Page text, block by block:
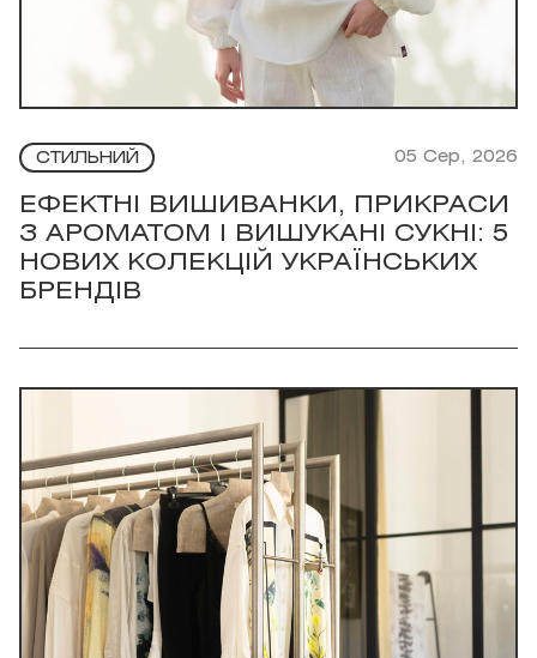
СТИЛЬНИЙ 05 Сер, 2026
ЕФЕКТНІ ВИШИВАНКИ, ПРИКРАСИ
З АРОМАТОМ І ВИШУКАНІ СУКНІ: 5
НОВИХ КОЛЕКЦІЙ УКРАЇНСЬКИХ
БРЕНДІВ